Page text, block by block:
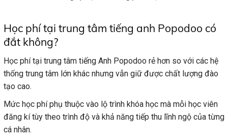
Học phí tại trung tâm tiếng anh Popodoo có
đắt không?
Học phí tại trung tâm tiếng Anh Popodoo rẻ hơn so với các hệ
thống trung tâm lớn khác nhưng vẫn giữ được chất lượng đào
tạo cao.
Mức học phí phụ thuộc vào lộ trình khóa học mà mỗi học viên
đăng kí tùy theo trình độ và khả năng tiếp thu lĩnh ngộ của từng
cá nhân.